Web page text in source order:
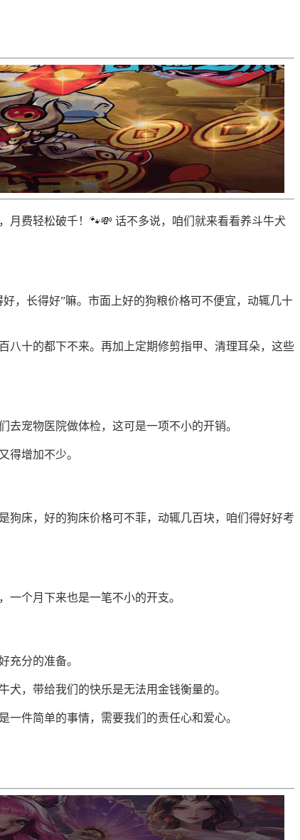
月费轻松破千！🐾💸 话不多说，咱们就来看看养斗牛犬
，长得好”嘛。市面上好的狗粮价格可不便宜，动辄几十
八十的都下不来。再加上定期修剪指甲、清理耳朵，这些
宠物医院做体检，这可是一项不小的开销。
得增加不少。
狗床，好的狗床价格可不菲，动辄几百块，咱们得好好考
个月下来也是一笔不小的开支。
充分的准备。
，带给我们的快乐是无法用金钱衡量的。
件简单的事情，需要我们的责任心和爱心。